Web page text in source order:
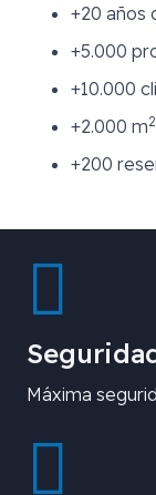
+20 años
+5.000
+10.000
+2.000 m2
+200
Máxima